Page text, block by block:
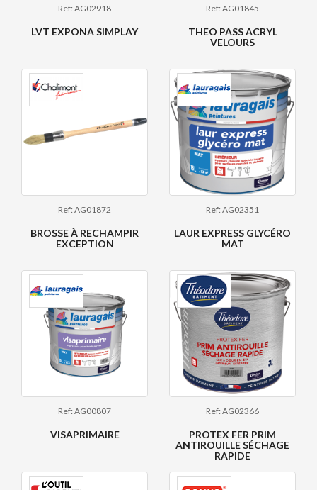
Ref: AG02918
LVT EXPONA SIMPLAY
Ref: AG01845
THEO PASS ACRYL
VELOURS
Ref: AG01872
BROSSE À RECHAMPIR
EXCEPTION
Ref: AG02351
LAUR EXPRESS GLYCÉRO
MAT
Ref: AG00807
VISAPRIMAIRE
Ref: AG02366
PROTEX FER PRIM
ANTIROUILLE SÉCHAGE
RAPIDE